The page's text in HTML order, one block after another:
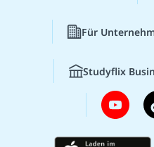
Für
Studyflix